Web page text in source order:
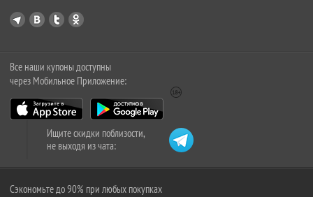
Все наши купоны доступны
через Мобильное Приложение:
Ищите скидки поблизости,
не выходя из чата:
Сэкономьте до 90% при любых покупках